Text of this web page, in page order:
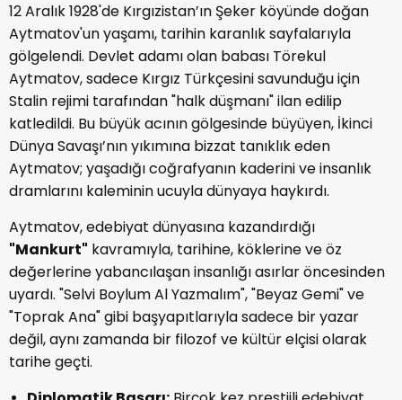
12 Aralık 1928'de Kırgızistan’ın Şeker köyünde doğan
Aytmatov'un yaşamı, tarihin karanlık sayfalarıyla
gölgelendi. Devlet adamı olan babası Törekul
Aytmatov, sadece Kırgız Türkçesini savunduğu için
Stalin rejimi tarafından "halk düşmanı" ilan edilip
katledildi. Bu büyük acının gölgesinde büyüyen, İkinci
Dünya Savaşı’nın yıkımına bizzat tanıklık eden
Aytmatov; yaşadığı coğrafyanın kaderini ve insanlık
dramlarını kaleminin ucuyla dünyaya haykırdı.
Aytmatov, edebiyat dünyasına kazandırdığı
"Mankurt" kavramıyla, tarihine, köklerine ve öz
değerlerine yabancılaşan insanlığı asırlar öncesinden
uyardı. "Selvi Boylum Al Yazmalım", "Beyaz Gemi" ve
"Toprak Ana" gibi başyapıtlarıyla sadece bir yazar
değil, aynı zamanda bir filozof ve kültür elçisi olarak
tarihe geçti.